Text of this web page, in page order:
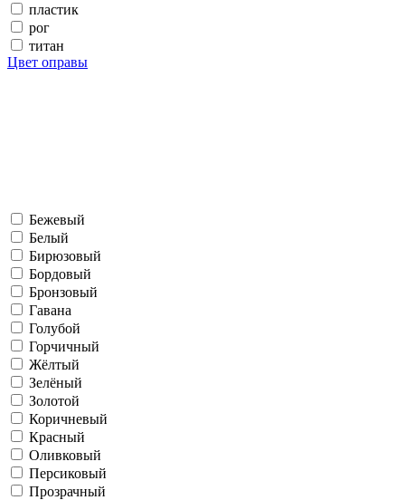
пластик
рог
титан
Цвет оправы
Бежевый
Белый
Бирюзовый
Бордовый
Бронзовый
Гавана
Голубой
Горчичный
Жёлтый
Зелёный
Золотой
Коричневый
Красный
Оливковый
Персиковый
Прозрачный